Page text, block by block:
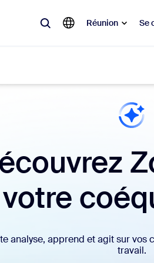
Réunion Se
Center
votre
analyse, apprend et agit sur vos
travail.